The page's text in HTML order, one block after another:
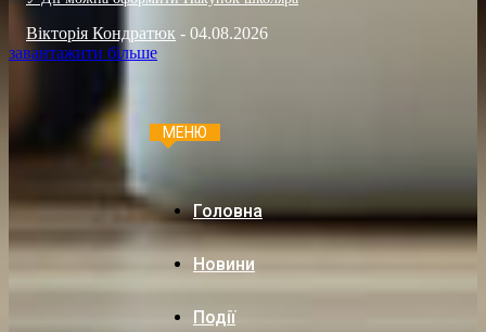
Вікторія Кондратюк - 04.08.2026
завантажити більше
МЕНЮ
Головна
Новини
Події